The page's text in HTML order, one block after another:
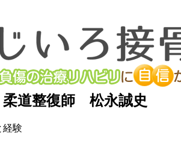
道整復師 松永誠史